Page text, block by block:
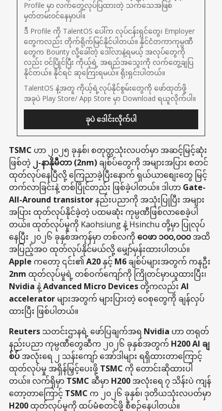
Profile မှာ လက်တွေ့လုပ်ပြထားတဲ့ သက်သေအဖြစ်
မှတ်တမ်းဝင်နေမှာပါ။
ဒီ Profile ကို TalentOS ပေါ်က လုပ်ငန်းရှင်တွေ၊ Employer
တွေကလည်း တိုက်ရိုက်မြင်နိုင်ပါတယ်။ နိုင်ငံတကာကုမ္ပဏီ
တွေက Bounty လို့ခေါ်တဲ့ ဒေါ်လာနဲ့ရမယ့် အလုပ်တွေကို
လည်း ဝင်ပြိုင်ပြီး ကိုယ့်ရဲ့ အရည်အသွေးကို လက်တွေ့ချပြ
နိုင်တယ်။ နိုင်ရင် ဆုကြေးရမယ်။ ရိုးရှင်းပါတယ်။
TalentOS နဲ့အတူ ကိုယ့်ရဲ့လုပ်နိုင်စွမ်းတွေကို ဖော်ထုတ်ဖို့
အခုပဲ Play Store/ App Store မှာ Download ရယူလိုက်ပါ။
ခုပဲ ဒေါင်းလိုက်ပါ
TSMC ဟာ ၂၀၂၅ ခုနှစ်၊ စတုတ္ထသုံးလပတ်မှာ အဆင့်မြင့်ဆုံး
ဖြစ်တဲ့ ၂-နာနိုမီတာ (2nm) ချစ်ပ်တွေကို အများအပြား စတင်
ထုတ်လုပ်နေပြီလို့ ကြေညာခဲ့ပြီးနောက် ရှယ်ယာစျေးတွေ မြင့်
တက်လာခြင်းနဲ့ တစ်ပြိုင်တည်း ဖြစ်ခဲ့ပါတယ်။ ဒါဟာ Gate-
All-Around transistorနည်းပညာကို အသုံးပြုပြီး အများ
အပြား ထုတ်လုပ်နိုင်ခဲ့တဲ့ ပထမဆုံး ကုမ္ပဏီဖြစ်လာစေခဲ့ပါ
တယ်။ ထုတ်လုပ်မှုကို Kaohsiung နဲ့ Hsinchu တို့မှာ ပြုလုပ်
နေပြီး ၂၀၂၆ ခုနှစ်အကုန်မှာ တစ်လကို ဝေဖာ ၁၀၀,၀၀၀အထိ
အပြည့်အဝ ထုတ်လုပ်နိုင်မယ်လို့ မျှော်မှန်းထားပါတယ်။
Apple ကတော့ ၎င်း၏ A20နှင့် M6 ချစ်ပ်များအတွက် ကနဦး
2nm ထုတ်လုပ်မှုရဲ့ တစ်ဝက်ကျော်ကို ကြိုတင်မှာယူထားပြီး၊
Nvidia နဲ့Advanced Micro Devices တို့ကလည်း AI
accelerator များအတွက် များပြားတဲ့ ဝေစုတွေကို ချန်လှပ်
ထားပြီး ဖြစ်ပါတယ်။
Reuters သတင်းဌာနရဲ့ ဖော်ပြချက်အရ Nvidia ဟာ တရုတ်
နည်းပညာ ကုမ္ပဏီတွေဆီက ၂၀၂၆ ခုနှစ်အတွက် H200 AI ချ
စ်ပ် အလုံးရေ ၂ သန်းကျော် အော်ဒါများ ရရှိထားတာကြောင့်
ထုတ်လုပ်မှု အရှိန်မြှင့်ပေးဖို့ TSMC ကို တောင်းဆိုထားပါ
တယ်။ လက်ရှိမှာ TSMC ဆီမှာ H200 အလုံးရေ ၇ သိန်းပဲ ကျန်
တော့တာကြောင့် TSMC က ၂၀၂၆ ခုနှစ်၊ ဒုတိယသုံးလပတ်မှာ
H200 ထုတ်လုပ်မှုကို ထပ်မံစတင်ဖို့ စီစဉ်နေပါတယ်။